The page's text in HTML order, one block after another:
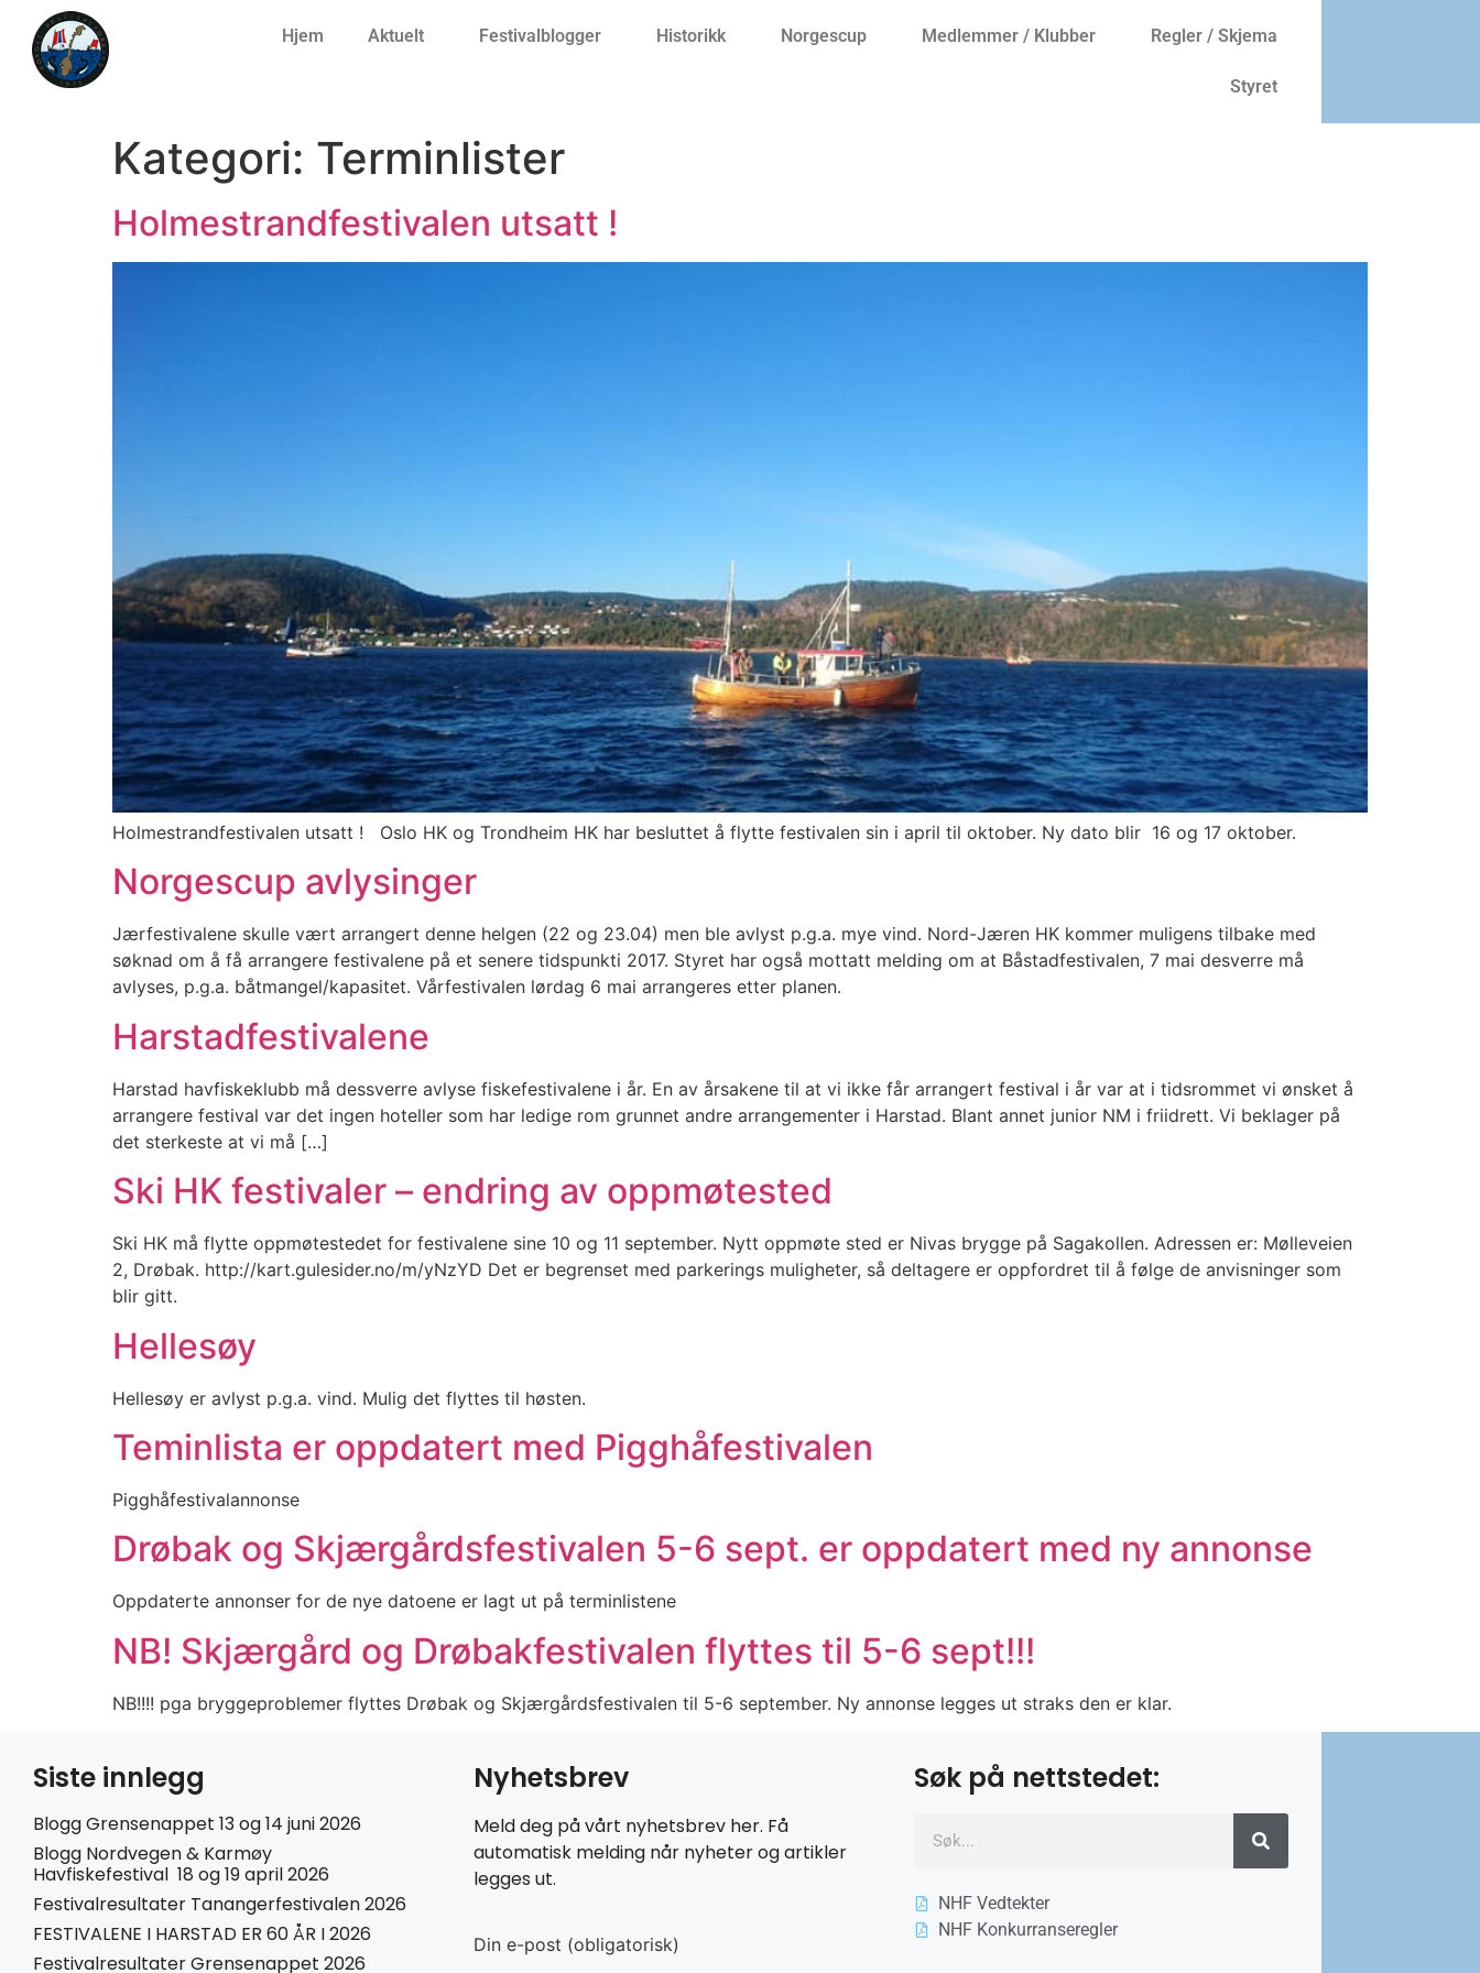
Hjem Aktuelt Festivalblogger Historikk Norgescup Medlemmer / Klubber Regler / Skjema
Styret
Kategori: Terminlister
Holmestrandfestivalen utsatt !
Holmestrandfestivalen utsatt ! Oslo HK og Trondheim HK har besluttet å flytte festivalen sin i april til oktober. Ny dato blir 16 og 17 oktober.
Norgescup avlysinger
Jærfestivalene skulle vært arrangert denne helgen (22 og 23.04) men ble avlyst p.g.a. mye vind. Nord-Jæren HK kommer muligens tilbake med
søknad om å få arrangere festivalene på et senere tidspunkti 2017. Styret har også mottatt melding om at Båstadfestivalen, 7 mai desverre må
avlyses, p.g.a. båtmangel/kapasitet. Vårfestivalen lørdag 6 mai arrangeres etter planen.
Harstadfestivalene
Harstad havfiskeklubb må dessverre avlyse fiskefestivalene i år. En av årsakene til at vi ikke får arrangert festival i år var at i tidsrommet vi ønsket å
arrangere festival var det ingen hoteller som har ledige rom grunnet andre arrangementer i Harstad. Blant annet junior NM i friidrett. Vi beklager på
det sterkeste at vi må […]
Ski HK festivaler – endring av oppmøtested
Ski HK må flytte oppmøtestedet for festivalene sine 10 og 11 september. Nytt oppmøte sted er Nivas brygge på Sagakollen. Adressen er: Mølleveien
2, Drøbak. http://kart.gulesider.no/m/yNzYD Det er begrenset med parkerings muligheter, så deltagere er oppfordret til å følge de anvisninger som
blir gitt.
Hellesøy
Hellesøy er avlyst p.g.a. vind. Mulig det flyttes til høsten.
Teminlista er oppdatert med Pigghåfestivalen
Pigghåfestivalannonse
Drøbak og Skjærgårdsfestivalen 5-6 sept. er oppdatert med ny annonse
Oppdaterte annonser for de nye datoene er lagt ut på terminlistene
NB! Skjærgård og Drøbakfestivalen flyttes til 5-6 sept!!!
NB!!!! pga bryggeproblemer flyttes Drøbak og Skjærgårdsfestivalen til 5-6 september. Ny annonse legges ut straks den er klar.
Siste innlegg
Blogg Grensenappet 13 og 14 juni 2026
Blogg Nordvegen & Karmøy
Havfiskefestival 18 og 19 april 2026
Festivalresultater Tanangerfestivalen 2026
FESTIVALENE I HARSTAD ER 60 ÅR I 2026
Festivalresultater Grensenappet 2026
Nyhetsbrev
Meld deg på vårt nyhetsbrev her. Få
automatisk melding når nyheter og artikler
legges ut.
Din e-post (obligatorisk)
Søk på nettstedet:
NHF Vedtekter
NHF Konkurranseregler